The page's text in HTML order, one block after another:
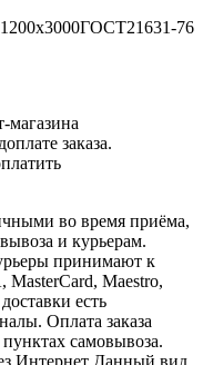
76
магазина
заказа.
во время приёма,
и курьерам.
принимают к
MasterCard, Maestro,
есть
Оплата заказа
самовывоза.
Интернет Данный вид